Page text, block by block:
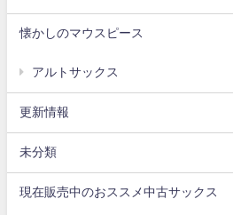
懐かしのマウスピース
アルトサックス
更新情報
未分類
現在販売中のおススメ中古サックス